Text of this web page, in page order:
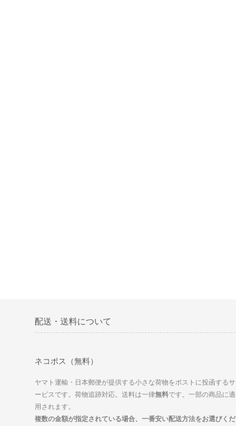
配送・送料について
ネコポス（無料）
ヤマト運輸・日本郵便が提供する小さな荷物をポストに投函するサ
ービスです。荷物追跡対応。送料は一律無料です。一部の商品に適
用されます。
複数の金額が指定されている場合、一番安い配送方法をお選びくだ